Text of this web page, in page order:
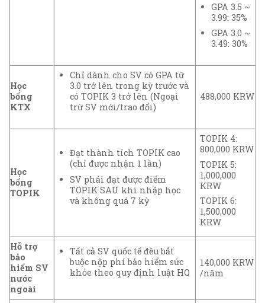
GPA 3.5 ~
3.99: 35%
GPA 3.0 ~
3.49: 30%
Học
bổng
KTX
Chỉ dành cho SV có GPA từ
3.0 trở lên trong kỳ trước và
có TOPIK 3 trở lên (Ngoại
trừ SV mới/trao đổi)
488,000 KRW
Học
bổng
TOPIK
Đạt thành tích TOPIK cao
(chỉ được nhận 1 lần)
SV phải đạt được điểm
TOPIK SAU khi nhập học
và không quá 7 kỳ
TOPIK 4:
800,000 KRW
TOPIK 5:
1,000,000
KRW
TOPIK 6:
1,500,000
KRW
Hỗ trợ
bảo
hiểm SV
nước
ngoài
Tất cả SV quốc tế đều bắt
buộc nộp phí bảo hiểm sức
khỏe theo quy định luật HQ
140,000 KRW
/năm